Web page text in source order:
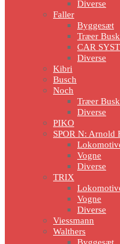
Diverse
Faller
Byggesæt
Træer
CAR
Diverse
Kibri
Busch
Noch
Træer
Diverse
PIKO
SPOR N: Arnold
Vogne
Diverse
TRIX
Vogne
Diverse
Viessmann
Walthers
Byggesæt